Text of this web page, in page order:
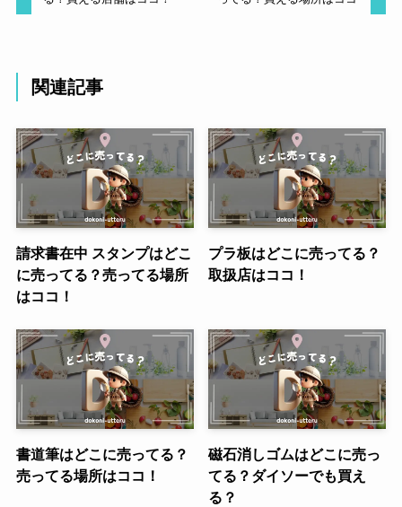
関連記事
請求書在中 スタンプはどこ
に売ってる？売ってる場所
はココ！
プラ板はどこに売ってる？
取扱店はココ！
書道筆はどこに売ってる？
売ってる場所はココ！
磁石消しゴムはどこに売っ
てる？ダイソーでも買え
る？